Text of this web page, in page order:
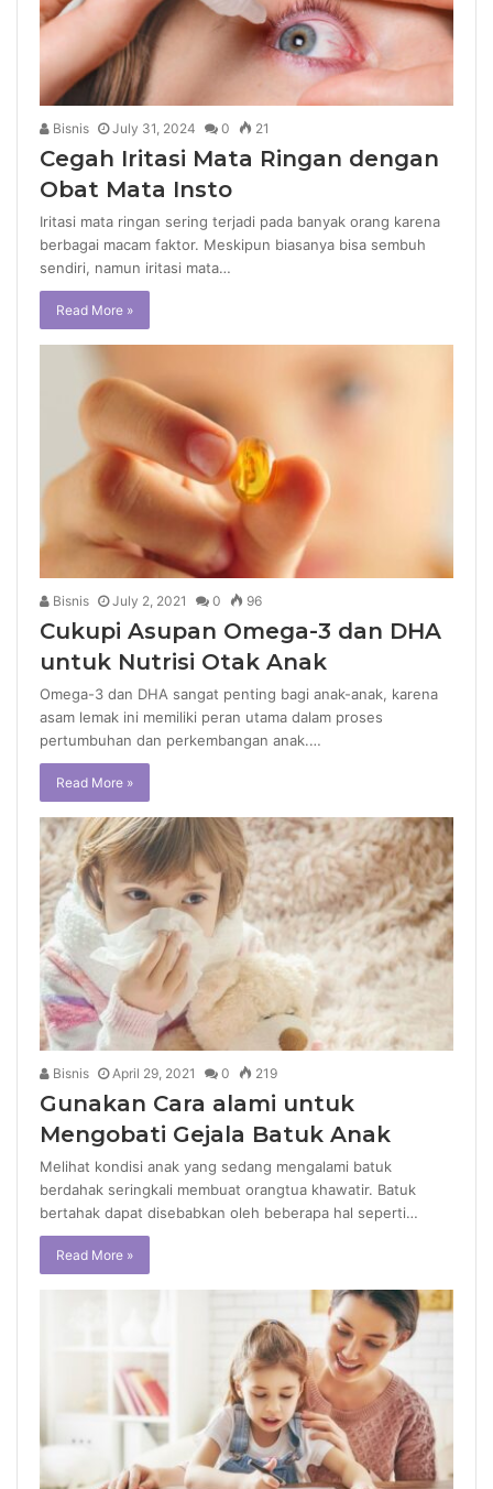
Bisnis July 31, 2024 0 21
Cegah Iritasi Mata Ringan dengan
Obat Mata Insto
Iritasi mata ringan sering terjadi pada banyak orang karena
berbagai macam faktor. Meskipun biasanya bisa sembuh
sendiri, namun iritasi mata…
Read More »
Bisnis July 2, 2021 0 96
Cukupi Asupan Omega-3 dan DHA
untuk Nutrisi Otak Anak
Omega-3 dan DHA sangat penting bagi anak-anak, karena
asam lemak ini memiliki peran utama dalam proses
pertumbuhan dan perkembangan anak.…
Read More »
Bisnis April 29, 2021 0 219
Gunakan Cara alami untuk
Mengobati Gejala Batuk Anak
Melihat kondisi anak yang sedang mengalami batuk
berdahak seringkali membuat orangtua khawatir. Batuk
bertahak dapat disebabkan oleh beberapa hal seperti…
Read More »